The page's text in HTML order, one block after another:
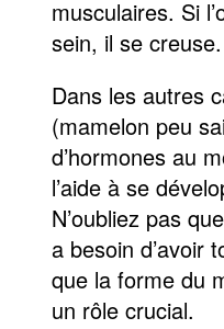
musculaires. Si
sein, il se creuse.
Dans les autres
(mamelon peu
d’hormones au
l’aide à se
N’oubliez pas
a besoin d’avoir
que la forme du
un rôle crucial.